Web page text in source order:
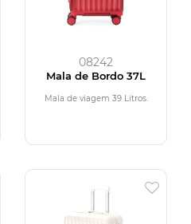
08242
Mala de Bordo 37L
Mala de viagem 39 Litros.